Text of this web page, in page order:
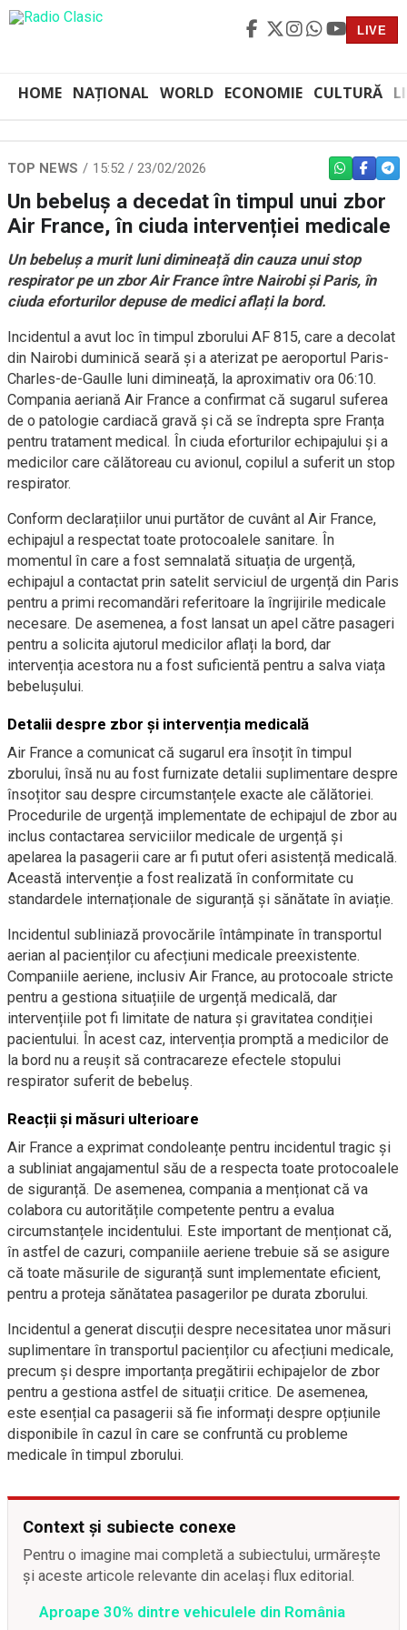
LIVE
HOME NAȚIONAL WORLD ECONOMIE CULTURĂ
TOP NEWS 15:52 / 23/02/2026 WHATSAPP
Un bebeluș a decedat în timpul unui zbor
Air France, în ciuda intervenției medicale
Un bebeluș a murit luni dimineață din cauza unui stop
respirator pe un zbor Air France între Nairobi și Paris, în
ciuda eforturilor depuse de medici aflați la bord.
Incidentul a avut loc în timpul zborului AF 815, care a decolat
din Nairobi duminică seară și a aterizat pe aeroportul Paris-
Charles-de-Gaulle luni dimineață, la aproximativ ora 06:10.
Compania aeriană Air France a confirmat că sugarul suferea
de o patologie cardiacă gravă și că se îndrepta spre Franța
pentru tratament medical. În ciuda eforturilor echipajului și a
medicilor care călătoreau cu avionul, copilul a suferit un stop
respirator.
Conform declarațiilor unui purtător de cuvânt al Air France,
echipajul a respectat toate protocoalele sanitare. În
momentul în care a fost semnalată situația de urgență,
echipajul a contactat prin satelit serviciul de urgență din Paris
pentru a primi recomandări referitoare la îngrijirile medicale
necesare. De asemenea, a fost lansat un apel către pasageri
pentru a solicita ajutorul medicilor aflați la bord, dar
intervenția acestora nu a fost suficientă pentru a salva viața
bebelușului.
Detalii despre zbor și intervenția medicală
Air France a comunicat că sugarul era însoțit în timpul
zborului, însă nu au fost furnizate detalii suplimentare despre
însoțitor sau despre circumstanțele exacte ale călătoriei.
Procedurile de urgență implementate de echipajul de zbor au
inclus contactarea serviciilor medicale de urgență și
apelarea la pasagerii care ar fi putut oferi asistență medicală.
Această intervenție a fost realizată în conformitate cu
standardele internaționale de siguranță și sănătate în aviație.
Incidentul subliniază provocările întâmpinate în transportul
aerian al pacienților cu afecțiuni medicale preexistente.
Companiile aeriene, inclusiv Air France, au protocoale stricte
pentru a gestiona situațiile de urgență medicală, dar
intervențiile pot fi limitate de natura și gravitatea condiției
pacientului. În acest caz, intervenția promptă a medicilor de
la bord nu a reușit să contracareze efectele stopului
respirator suferit de bebeluș.
Reacții și măsuri ulterioare
Air France a exprimat condoleanțe pentru incidentul tragic și
a subliniat angajamentul său de a respecta toate protocoalele
de siguranță. De asemenea, compania a menționat că va
colabora cu autoritățile competente pentru a evalua
circumstanțele incidentului. Este important de menționat că,
în astfel de cazuri, companiile aeriene trebuie să se asigure
că toate măsurile de siguranță sunt implementate eficient,
pentru a proteja sănătatea pasagerilor pe durata zborului.
Incidentul a generat discuții despre necesitatea unor măsuri
suplimentare în transportul pacienților cu afecțiuni medicale,
precum și despre importanța pregătirii echipajelor de zbor
pentru a gestiona astfel de situații critice. De asemenea,
este esențial ca pasagerii să fie informați despre opțiunile
disponibile în cazul în care se confruntă cu probleme
medicale în timpul zborului.
Context și subiecte conexe
Pentru o imagine mai completă a subiectului, urmărește
și aceste articole relevante din același flux editorial.
Aproape 30% dintre vehiculele din România